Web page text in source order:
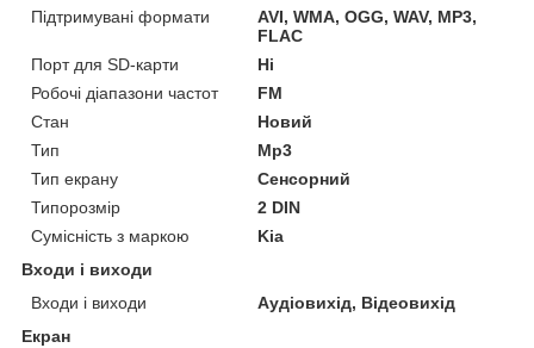
Підтримувані формати
AVI, WMA, OGG, WAV, MP3,
FLAC
Порт для SD-карти
Ні
Робочі діапазони частот
FM
Стан
Новий
Тип
Mp3
Тип екрану
Сенсорний
Типорозмір
2 DIN
Сумісність з маркою
Kia
Входи і виходи
Входи і виходи
Аудіовихід, Відеовихід
Екран